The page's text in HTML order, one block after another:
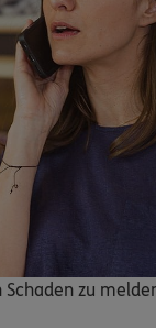
zu